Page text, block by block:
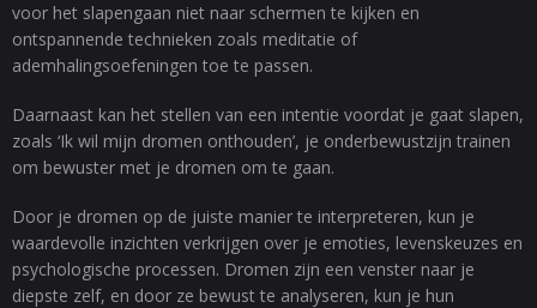
voor het slapengaan niet naar schermen te kijken en
ontspannende technieken zoals meditatie of
ademhalingsoefeningen toe te passen.
Daarnaast kan het stellen van een intentie voordat je gaat slapen,
zoals ‘Ik wil mijn dromen onthouden’, je onderbewustzijn trainen
om bewuster met je dromen om te gaan.
Door je dromen op de juiste manier te interpreteren, kun je
waardevolle inzichten verkrijgen over je emoties, levenskeuzes en
psychologische processen. Dromen zijn een venster naar je
diepste zelf, en door ze bewust te analyseren, kun je hun